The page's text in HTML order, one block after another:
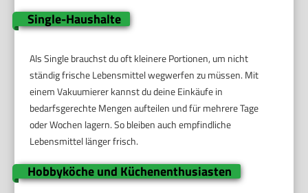
Single-Haushalte
Als Single brauchst du oft kleinere Portionen, um nicht
ständig frische Lebensmittel wegwerfen zu müssen. Mit
einem Vakuumierer kannst du deine Einkäufe in
bedarfsgerechte Mengen aufteilen und für mehrere Tage
oder Wochen lagern. So bleiben auch empfindliche
Lebensmittel länger frisch.
Hobbyköche und Küchenenthusiasten